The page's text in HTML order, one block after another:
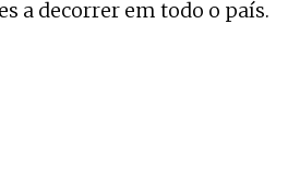
a decorrer em todo o país.